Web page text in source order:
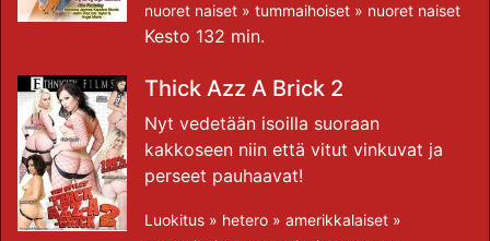
nuoret naiset » tummaihoiset » nuoret naiset
Kesto 132 min.
Thick Azz A Brick 2
Nyt vedetään isoilla suoraan
kakkoseen niin että vitut vinkuvat ja
perseet pauhaavat!
Luokitus » hetero » amerikkalaiset »